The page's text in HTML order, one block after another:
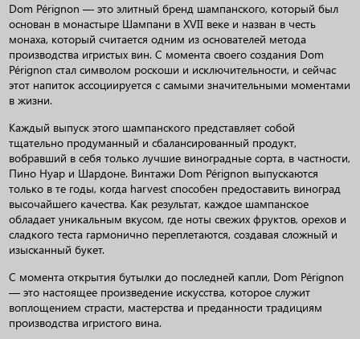
Dom Pérignon — это элитный бренд шампанского, который был
основан в монастыре Шампани в XVII веке и назван в честь
монаха, который считается одним из основателей метода
производства игристых вин. С момента своего создания Dom
Pérignon стал символом роскоши и исключительности, и сейчас
этот напиток ассоциируется с самыми значительными моментами
в жизни.
Каждый выпуск этого шампанского представляет собой
тщательно продуманный и сбалансированный продукт,
вобравший в себя только лучшие виноградные сорта, в частности,
Пино Нуар и Шардоне. Винтажи Dom Pérignon выпускаются
только в те годы, когда harvest способен предоставить виноград
высочайшего качества. Как результат, каждое шампанское
обладает уникальным вкусом, где ноты свежих фруктов, орехов и
сладкого теста гармонично переплетаются, создавая сложный и
изысканный букет.
С момента открытия бутылки до последней капли, Dom Pérignon
— это настоящее произведение искусства, которое служит
воплощением страсти, мастерства и преданности традициям
производства игристого вина.